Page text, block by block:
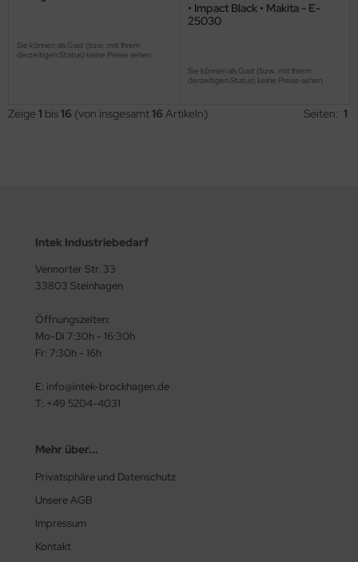
Sie können als Gast (bzw. mit Ihrem
derzeitigen Status) keine Preise sehen.
• Impact Black • Makita - E-
25030
Sie können als Gast (bzw. mit Ihrem
derzeitigen Status) keine Preise sehen.
Zeige 1 bis16 (von insgesamt16 Artikeln) Seiten: 1
Intek Industriebedarf
Vennorter Str. 33
33803 Steinhagen
Öffnungszeiten:
Mo-Di 7:30h - 16:30h
Fr: 7:30h - 16h
E: info@intek-brockhagen.de
T: +49 5204-4031
Mehr über...
Privatsphäre und Datenschutz
Unsere AGB
Impressum
Kontakt